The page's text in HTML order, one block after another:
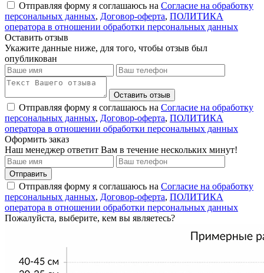
Отправляя форму я соглашаюсь на Согласие на обработку
персональных данных, Договор-оферта, ПОЛИТИКА
оператора в отношении обработки персональных данных
Оставить отзыв
Укажите данные ниже, для того, чтобы отзыв был
опубликован
Оставить отзыв
Отправляя форму я соглашаюсь на Согласие на обработку
персональных данных, Договор-оферта, ПОЛИТИКА
оператора в отношении обработки персональных данных
Оформить заказ
Наш менеджер ответит Вам в течение нескольких минут!
Отправить
Отправляя форму я соглашаюсь на Согласие на обработку
персональных данных, Договор-оферта, ПОЛИТИКА
оператора в отношении обработки персональных данных
Пожалуйста, выберите, кем вы являетесь?